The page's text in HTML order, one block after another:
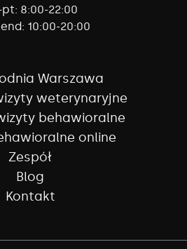
pt: 8:00-22:00
10:00-20:00
Warszawa
weterynaryjne
behawioralne
online
Zespół
Blog
Kontakt